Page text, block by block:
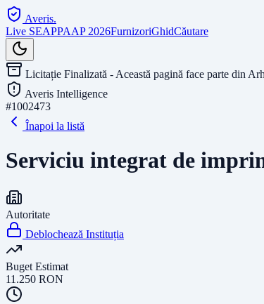
Averis.
Live SEAPPAAP 2026FurnizoriGhidCăutare
Licitație Finalizată - Această pagină face parte din
Averis Intelligence
#1002473
Înapoi la listă
Serviciu integrat de
Autoritate
Deblochează Instituția
Buget Estimat
11.250 RON